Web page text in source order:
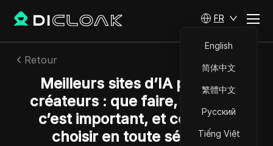
FR
English
简体中文
繁體中文
Русский
Tiếng Việt
Retour
Meilleurs sites d’IA pour les
créateurs : que faire, pourquoi
c’est important, et comment
choisir en toute sécurité